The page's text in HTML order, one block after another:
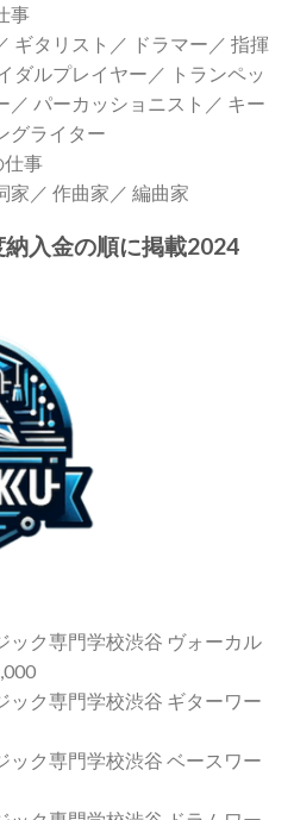
事
ギタリスト／ ドラマー／ 指揮
ダルプレイヤー／ トランペッ
／ パーカッショニスト／ キー
グライター
事
家／ 作曲家／ 編曲家
入金の順に掲載2024
ック専門学校渋谷 ヴォーカル
ック専門学校渋谷 ギターワー
ック専門学校渋谷 ベースワー